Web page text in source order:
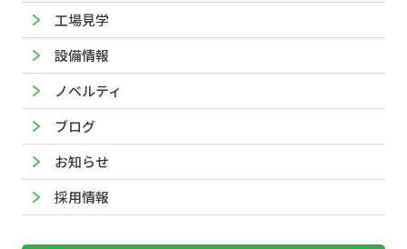
工場見学
設備情報
ノベルティ
ブログ
お知らせ
採用情報